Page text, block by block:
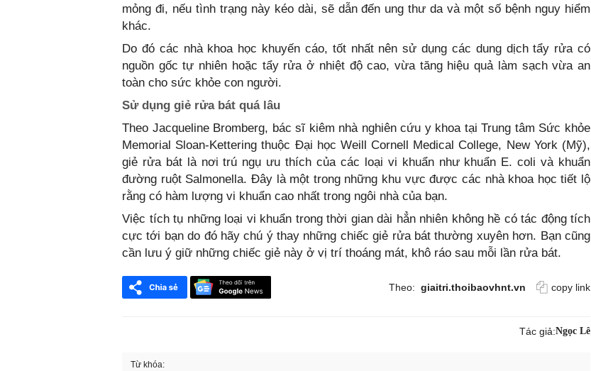
mỏng đi, nếu tình trạng này kéo dài, sẽ dẫn đến ung thư da và một số bệnh nguy hiểm
khác.
Do đó các nhà khoa học khuyến cáo, tốt nhất nên sử dụng các dung dịch tẩy rửa có
nguồn gốc tự nhiên hoặc tẩy rửa ở nhiệt độ cao, vừa tăng hiệu quả làm sạch vừa an
toàn cho sức khỏe con người.
Sử dụng giẻ rửa bát quá lâu
Theo Jacqueline Bromberg, bác sĩ kiêm nhà nghiên cứu y khoa tại Trung tâm Sức khỏe
Memorial Sloan-Kettering thuộc Đại học Weill Cornell Medical College, New York (Mỹ),
giẻ rửa bát là nơi trú ngụ ưu thích của các loại vi khuẩn như khuẩn E. coli và khuẩn
đường ruột Salmonella. Đây là một trong những khu vực được các nhà khoa học tiết lộ
rằng có hàm lượng vi khuẩn cao nhất trong ngôi nhà của bạn.
Việc tích tụ những loại vi khuẩn trong thời gian dài hẳn nhiên không hề có tác động tích
cực tới bạn do đó hãy chú ý thay những chiếc giẻ rửa bát thường xuyên hơn. Bạn cũng
cần lưu ý giữ những chiếc giẻ này ở vị trí thoáng mát, khô ráo sau mỗi lần rửa bát.
Theo: giaitri.thoibaovhnt.vn copy link
Tác giả:Ngọc Lê
Từ khóa: